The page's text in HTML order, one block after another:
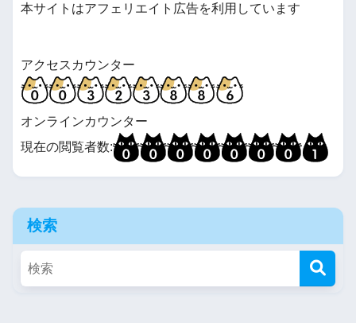
本サイトはアフェリエイト広告を利用しています
アクセスカウンター
オンラインカウンター
現在の閲覧者数:
検索